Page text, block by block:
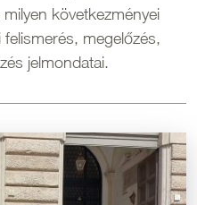
következményei
megelőzés,
jelmondatai.